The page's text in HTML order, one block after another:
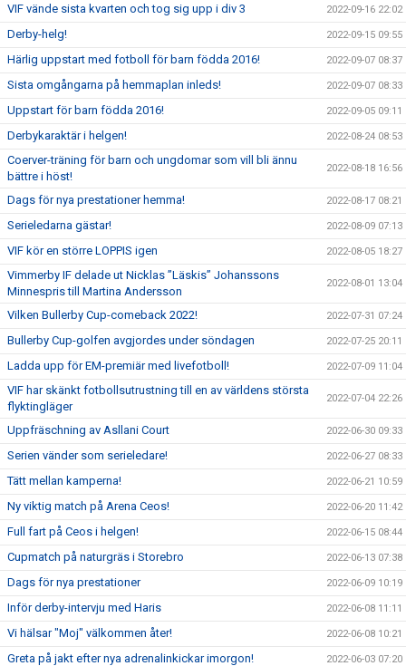
VIF vände sista kvarten och tog sig upp i div 3 2022-09-16 22:02
Derby-helg! 2022-09-15 09:55
Härlig uppstart med fotboll för barn födda 2016! 2022-09-07 08:37
Sista omgångarna på hemmaplan inleds! 2022-09-07 08:33
Uppstart för barn födda 2016! 2022-09-05 09:11
Derbykaraktär i helgen! 2022-08-24 08:53
Coerver-träning för barn och ungdomar som vill bli ännu
bättre i höst!
2022-08-18 16:56
Dags för nya prestationer hemma! 2022-08-17 08:21
Serieledarna gästar! 2022-08-09 07:13
VIF kör en större LOPPIS igen 2022-08-05 18:27
Vimmerby IF delade ut Nicklas ”Läskis” Johanssons
Minnespris till Martina Andersson
2022-08-01 13:04
Vilken Bullerby Cup-comeback 2022! 2022-07-31 07:24
Bullerby Cup-golfen avgjordes under söndagen 2022-07-25 20:11
Ladda upp för EM-premiär med livefotboll! 2022-07-09 11:04
VIF har skänkt fotbollsutrustning till en av världens största
flyktingläger
2022-07-04 22:26
Uppfräschning av Asllani Court 2022-06-30 09:33
Serien vänder som serieledare! 2022-06-27 08:33
Tätt mellan kamperna! 2022-06-21 10:59
Ny viktig match på Arena Ceos! 2022-06-20 11:42
Full fart på Ceos i helgen! 2022-06-15 08:44
Cupmatch på naturgräs i Storebro 2022-06-13 07:38
Dags för nya prestationer 2022-06-09 10:19
Inför derby-intervju med Haris 2022-06-08 11:11
Vi hälsar "Moj" välkommen åter! 2022-06-08 10:21
Greta på jakt efter nya adrenalinkickar imorgon! 2022-06-03 07:20